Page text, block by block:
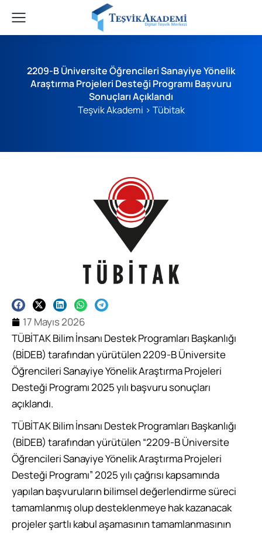
2209-B Üniversite Öğrencileri Sanayiye Yönelik
Araştırma Projeleri Desteği Programı Başvuru
Sonuçları Açıklandı
Teşvik Akademi > Tübitak
17 Mayıs 2026
TÜBİTAK Bilim İnsanı Destek Programları Başkanlığı
(BİDEB) tarafından yürütülen 2209-B Üniversite
Öğrencileri Sanayiye Yönelik Araştırma Projeleri
Desteği Programı 2025 yılı başvuru sonuçları
açıklandı.
TÜBİTAK Bilim İnsanı Destek Programları Başkanlığı
(BİDEB) tarafından yürütülen “2209-B Üniversite
Öğrencileri Sanayiye Yönelik Araştırma Projeleri
Desteği Programı” 2025 yılı çağrısı kapsamında
yapılan başvuruların bilimsel değerlendirme süreci
tamamlanmış olup desteklenmeye hak kazanacak
projeler şartlı kabul aşamasının tamamlanmasının